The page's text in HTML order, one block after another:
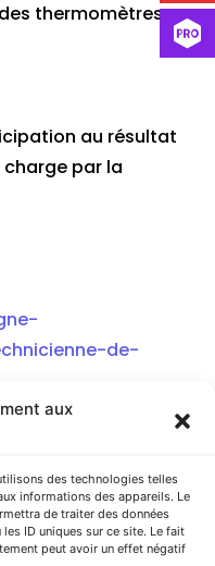
aux
des technologies telles
informations des appareils. Le
de traiter des données
ID uniques sur ce site. Le fait
peut avoir un effet négatif
thermomètres.
au résultat
charge par la
de-
Article suivant